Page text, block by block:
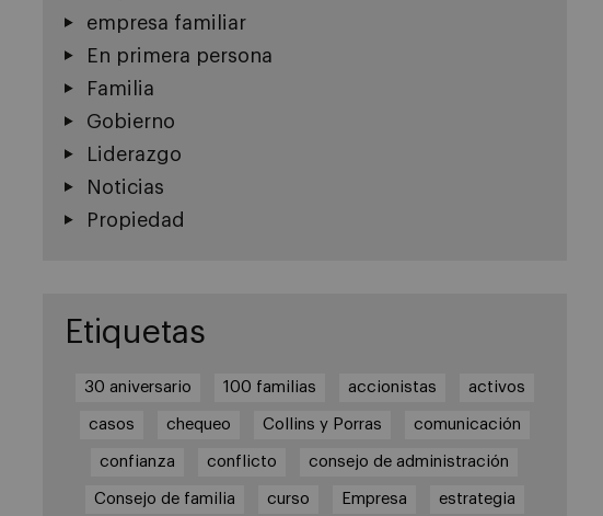
empresa familiar
En primera persona
Familia
Gobierno
Liderazgo
Noticias
Propiedad
Etiquetas
30 aniversario 100 familias accionistas activos
casos chequeo Collins y Porras comunicación
confianza conflicto consejo de administración
Consejo de familia curso Empresa estrategia